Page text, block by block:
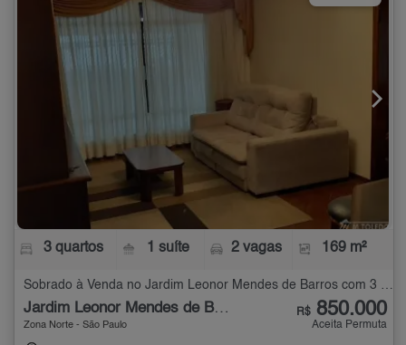
3 quartos 1 suíte 2 vagas 169 m²
Sobrado à Venda no Jardim Leonor Mendes de Barros com 3 quartos - 169 m²
Jardim Leonor Mendes de Barros
Zona Norte - São Paulo
R$ 850.000
Aceita Permuta